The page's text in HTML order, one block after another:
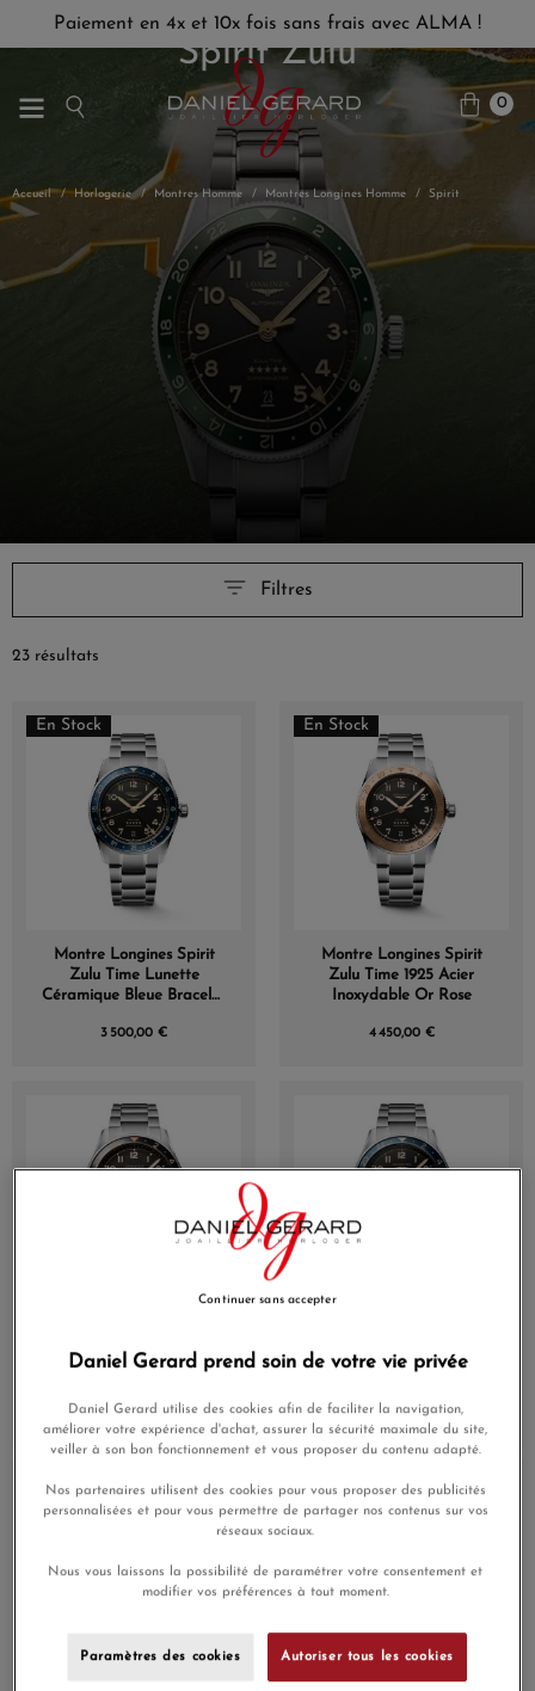
Paiement en 4x et 10x fois sans frais avec ALMA !
0
Accueil Horlogerie Montres Homme Montres Longines Homme Spirit
Spirit Zulu
Filtres
23 résultats
En Stock
Montre Longines Spirit
Zulu Time Lunette
Céramique Bleue Bracelet
3 500,00 €
En Stock
Montre Longines Spirit
Zulu Time 1925 Acier
Inoxydable Or Rose
4 450,00 €
Zulu Time 42mm
Automatique Cadran Noir
3 500,00 €
Zulu Time Lunette
Céramique Bleue Bracelet
3 500,00 €
Daniel Gerard prend soin de votre vie privée
Daniel Gerard utilise des cookies afin de faciliter la navigation,
améliorer votre expérience d'achat, assurer la sécurité maximale du site,
veiller à son bon fonctionnement et vous proposer du contenu adapté.
Nos partenaires utilisent des cookies pour vous proposer des publicités
personnalisées et pour vous permettre de partager nos contenus sur vos
réseaux sociaux.
Nous vous laissons la possibilité de paramétrer votre consentement et
modifier vos préférences à tout moment.
Paramètres des cookies Autoriser tous les cookies
Continuer sans accepter